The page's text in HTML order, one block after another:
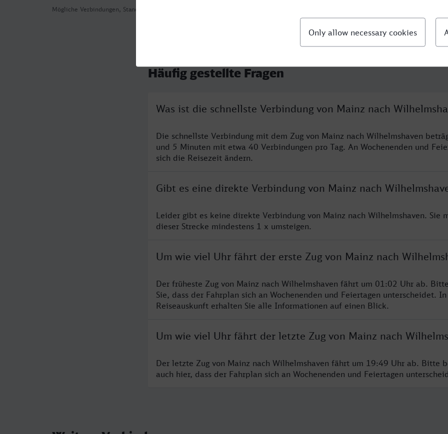
Mögliche Verbindungen, Stand: 2026-07-30 08:40
Häufig gestellte Fragen
Was ist die schnellste Verbindung von Mainz nach
Die schnellste Verbindung mit dem Zug von Mainz nach Wilhelmshaven
und 5 Minuten mit etwa 40 Verbindungen pro Tag. An Wochenenden und
sich die Reisezeit ändern.
Gibt es eine direkte Verbindung von Mainz nach
Leider gibt es keine direkte Verbindung von Mainz nach Wilhelmshaven. Sie
dieser Strecke mindestens 1 x umsteigen.
Um wie viel Uhr fährt der erste Zug von Mainz nach
Der früheste Zug von Mainz nach Wilhelmshaven fährt um 01:02 Uhr ab.
Sie, dass der Fahrplan sich an Wochenenden und Feiertagen unterscheidet.
Reiseauskunft erhalten Sie alle Informationen auf einen Blick.
Um wie viel Uhr fährt der letzte Zug von Mainz nach
Der letzte Zug von Mainz nach Wilhelmshaven fährt um 19:49 Uhr ab. Bitte
auch hier, dass der Fahrplan sich an Wochenenden und Feiertagen